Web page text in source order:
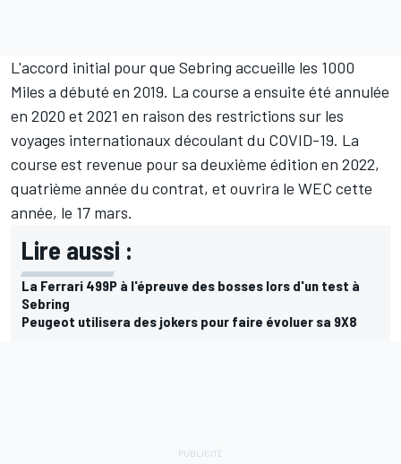
L'accord initial pour que Sebring accueille les 1000
Miles a débuté en 2019. La course a ensuite été annulée
en 2020 et 2021 en raison des restrictions sur les
voyages internationaux découlant du COVID-19. La
course est revenue pour sa deuxième édition en 2022,
quatrième année du contrat, et ouvrira le WEC cette
année, le 17 mars.
Lire aussi :
La Ferrari 499P à l'épreuve des bosses lors d'un test à
Sebring
Peugeot utilisera des jokers pour faire évoluer sa 9X8